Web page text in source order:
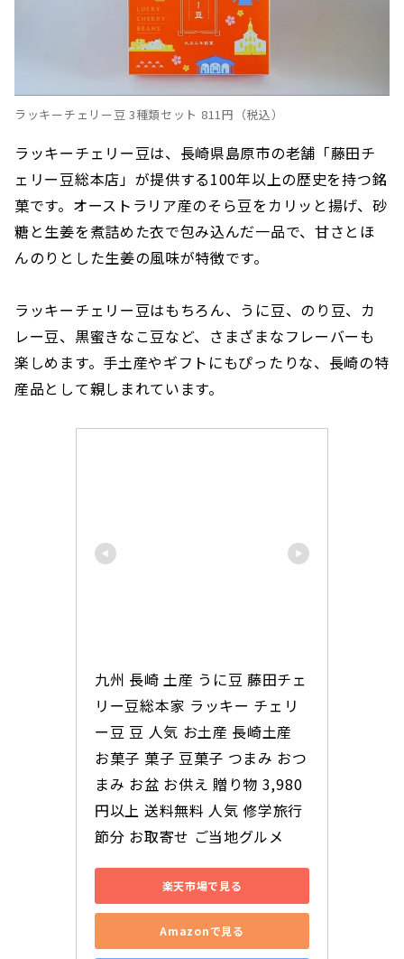
ラッキーチェリー豆 3種類セット 811円（税込）
ラッキーチェリー豆は、長崎県島原市の老舗「藤田チ
ェリー豆総本店」が提供する100年以上の歴史を持つ銘
菓です。オーストラリア産のそら豆をカリッと揚げ、砂
糖と生姜を煮詰めた衣で包み込んだ一品で、甘さとほ
んのりとした生姜の風味が特徴です。
ラッキーチェリー豆はもちろん、うに豆、のり豆、カ
レー豆、黒蜜きなこ豆など、さまざまなフレーバーも
楽しめます。手土産やギフトにもぴったりな、長崎の特
産品として親しまれています。
九州 長崎 土産 うに豆 藤田チェ
リー豆総本家 ラッキー チェリ
ー豆 豆 人気 お土産 長崎土産
お菓子 菓子 豆菓子 つまみ おつ
まみ お盆 お供え 贈り物 3,980
円以上 送料無料 人気 修学旅行
節分 お取寄せ ご当地グルメ
楽天市場で見る
Amazonで見る